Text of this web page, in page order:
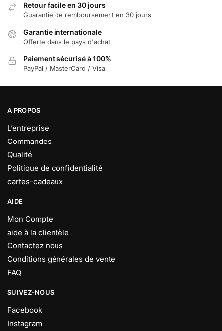
Retour facile en 30 jours
Guarantie de remboursement en 30 jours
Garantie internationale
Offerte dans le pays d'achat
Paiement sécurisé à 100%
PayPal / MasterCard / Visa
A PROPOS
L’entreprise
Commandes
Qualité
Politique de confidentialité
cartes-cadeaux
AIDE
Mon Compte
aide à la clientèle
Contactez nous
Conditions générales de vente
FAQ
SUIVEZ-NOUS
Facebook
Instagram